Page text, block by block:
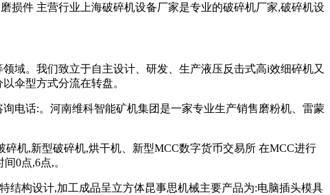
损件 主营行业上海破碎机设备厂家是专业的破碎机厂家,破碎机设
域。我们致立于自主设计、研发、生产液压反击式高i效细碎机又
伞型方式分流在转盘。
电话:。河南维科智能矿机集团是一家专业生产销售磨粉机、雷蒙
机,新型破碎机,烘干机、新型MCC数字货币交易所 在MCC进行
0点,6点,。
构设计,加工成品呈立方体昆事思机械主要产品为:电脑插头模具